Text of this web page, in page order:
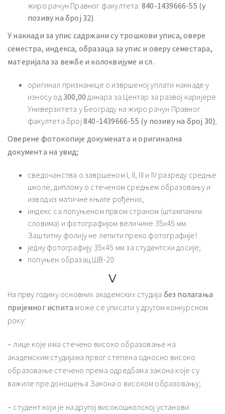
жиро рачун Правног факултета: 840-1439666-55 (у
позиву на број 32)
У накнади за упис садржани су трошкови уписа, oвере
семестра, индекса, образаца за упис и оверу семестара,
материјала за вежбе и колоквијуме и сл.
оригинал признанице о извршеној уплати накнаде у
износу од 300,00 динара за Центар за развој каријере
Универзитета у Београду на жиро рачун Правног
факултета број840-1439666-55 (у позиву на број 30);
Оверене фотокопије докумената и оригинална
документа на увид;
сведочанства о завршеном I, II, III и IV разреду средње
школе, диплому о стеченом средњем образовању и
извод из матичне књиге рођених;
индекс са попуњеном првом страном (штампаним
словима) и фотографијом величине 35х45 мм.
Заштитну фолију не лепити преко фотографије!
једну фотографију 35х45 мм за студентски досије;
попуњен образац ШВ-20
V
На прву годину основних академских студија без полагања
пријемног испита може се уписати у другом конкурсном
року:
– лице које има стечено високо образовање на
академским студијама првог степена односно високо
образовање стечено према одредбама закона које су
важиле пре доношења Закона о високом образовању;
– студент који је на другој високошколској установи